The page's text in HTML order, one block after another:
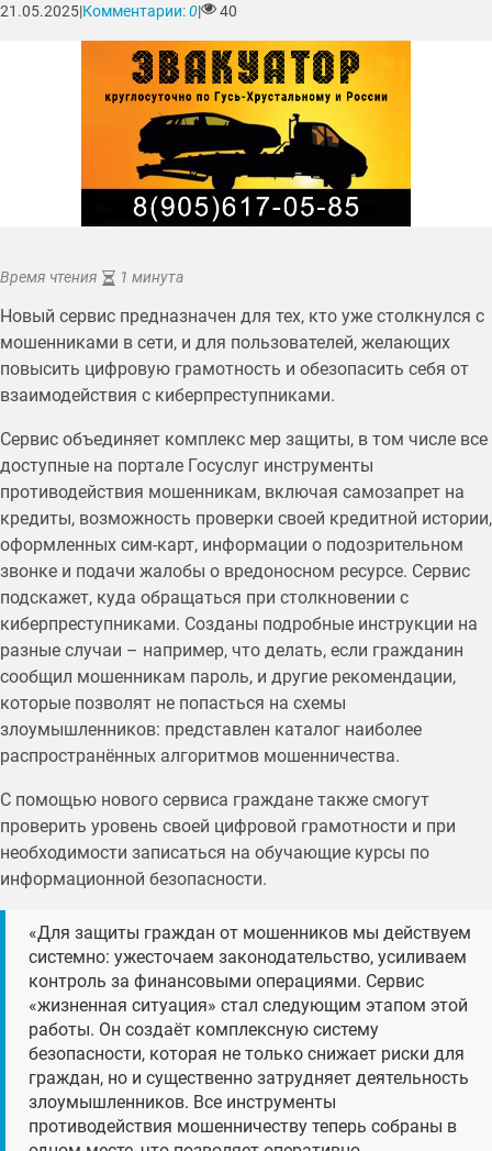
Время чтения 1 минута
Новый сервис предназначен для тех, кто уже столкнулся с
мошенниками в сети, и для пользователей, желающих
повысить цифровую грамотность и обезопасить себя от
взаимодействия с киберпреступниками.
Сервис объединяет комплекс мер защиты, в том числе все
доступные на портале Госуслуг инструменты
противодействия мошенникам, включая самозапрет на
кредиты, возможность проверки своей кредитной истории,
оформленных сим-карт, информации о подозрительном
звонке и подачи жалобы о вредоносном ресурсе. Сервис
подскажет, куда обращаться при столкновении с
киберпреступниками. Созданы подробные инструкции на
разные случаи – например, что делать, если гражданин
сообщил мошенникам пароль, и другие рекомендации,
которые позволят не попасться на схемы
злоумышленников: представлен каталог наиболее
распространённых алгоритмов мошенничества.
С помощью нового сервиса граждане также смогут
проверить уровень своей цифровой грамотности и при
необходимости записаться на обучающие курсы по
информационной безопасности.
«Для защиты граждан от мошенников мы действуем
системно: ужесточаем законодательство, усиливаем
контроль за финансовыми операциями. Сервис
«жизненная ситуация» стал следующим этапом этой
работы. Он создаёт комплексную систему
безопасности, которая не только снижает риски для
граждан, но и существенно затрудняет деятельность
злоумышленников. Все инструменты
противодействия мошенничеству теперь собраны в
21.05.2025|Комментарии:0| 40